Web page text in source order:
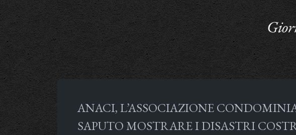
ANACI, L’ASSOCIAZIONE
SAPUTO MOSTRARE I DISASTRI